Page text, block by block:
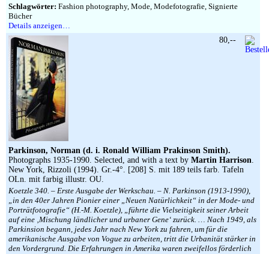
Schlagwörter: Fashion photography, Mode, Modefotografie, Signierte
Bücher
Details anzeigen…
Parkinson, Norman (d. i. Ronald William Prakinson Smith).
Photographs 1935-1990. Selected, and with a text by Martin Harrison.
New York, Rizzoli (1994). Gr.-4°. [208] S. mit 189 teils farb. Tafeln
OLn. mit farbig illustr. OU.
Koetzle 340. – Erste Ausgabe der Werkschau. – N. Parkinson (1913-1990),
„in den 40er Jahren Pionier einer „Neuen Natürlichkeit“ in der Mode- und
Porträtfotografie“ (H.-M. Koetzle), „führte die Vielseitigkeit seiner Arbeit
auf eine ‚Mischung ländlicher und urbaner Gene‘ zurück. … Nach 1949, als
Parkinsion begann, jedes Jahr nach New York zu fahren, um für die
amerikanische Ausgabe von Vogue zu arbeiten, tritt die Urbanität stärker in
den Vordergrund. Die Erfahrungen in Amerika waren zweifellos förderlich
80,--